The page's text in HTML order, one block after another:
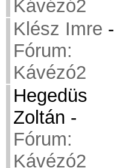
Kávézó2
Klész Imre -
Fórum:
Kávézó2
Hegedüs
Zoltán -
Fórum:
Kávézó2